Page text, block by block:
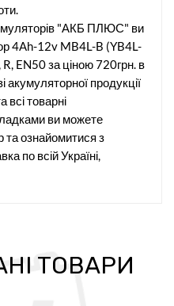
"АКБ ПЛЮС" ви
4Ah-12v MB4L-B (YB4L-
EN50 за ціною 720грн. в
акумуляторної продукції
всі товарні
ви можете
та ознайомитися з
по всій Україні,
ТОВАРИ